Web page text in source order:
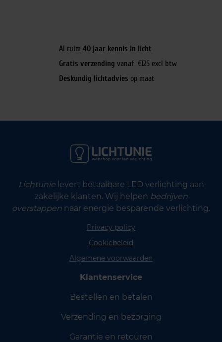
Al ruim 40 jaar kennis in licht
Gratis verzending vanaf €125 excl btw
Deskundig lichtadvies op maat
Lichtunielevert betaalbare LED verlichting aan
zakelijke klanten. Wij helpen bedrijven
overstappen naar energie besparende verlichting.
Privacy policy
Cookiebeleid
Algemene voorwaarden
Klantenservice
Bestellen en betalen
Verzending en bezorging
Garantie en retouren